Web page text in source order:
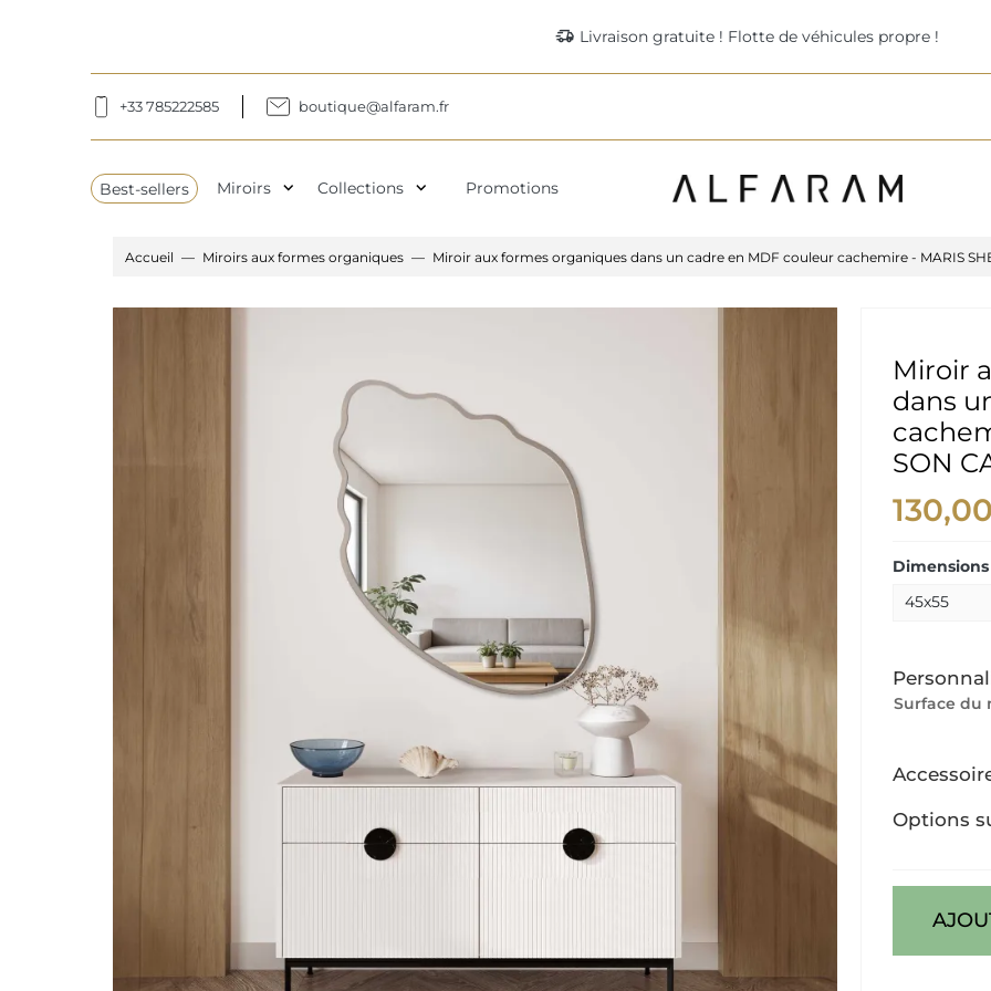
delivery_truck_speed Livraison gratuite ! Flotte de véhicules propre !
+33 785222585 boutique@alfaram.fr
Best-sellers Miroirs expand_more Collections expand_more Promotions
Accueil Miroirs aux formes organiques Miroir aux formes organiques dans un cadre en MDF couleur cachemire - MARIS
Miroir
dans
SON
Dimensions
Surface du
Options